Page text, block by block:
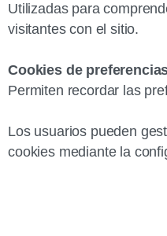
Utilizadas para
visitantes con el sitio.
Cookies de
Permiten recordar las
Los usuarios pueden
cookies mediante la